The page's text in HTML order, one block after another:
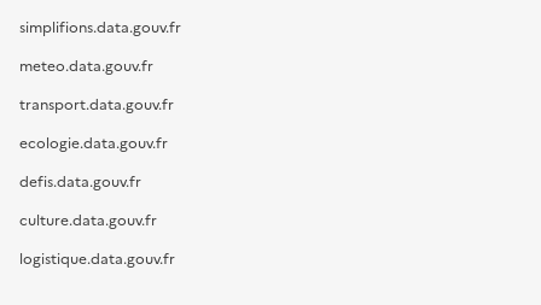
simplifions.data.gouv.fr
meteo.data.gouv.fr
transport.data.gouv.fr
ecologie.data.gouv.fr
defis.data.gouv.fr
culture.data.gouv.fr
logistique.data.gouv.fr